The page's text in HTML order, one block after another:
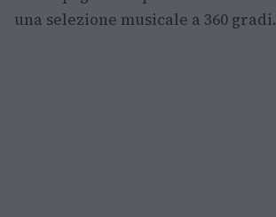
una selezione musicale a 360 gradi.